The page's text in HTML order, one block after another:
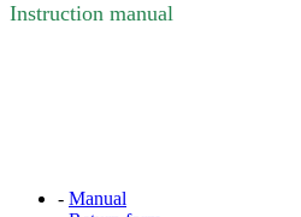
Instruction manual
- Manual